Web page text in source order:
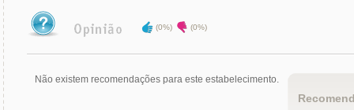
(0%) (0%)
Não existem recomendações para este estabelecimento.